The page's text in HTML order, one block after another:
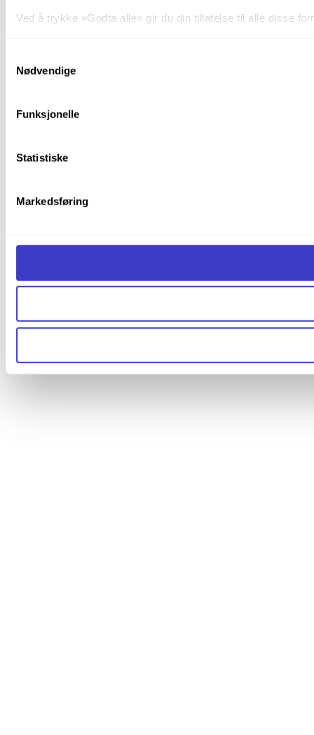
Ved å trykke «Godta alle» gir du din tillatelse til alle disse
Nødvendige
Funksjonelle
Statistiske
Markedsføring